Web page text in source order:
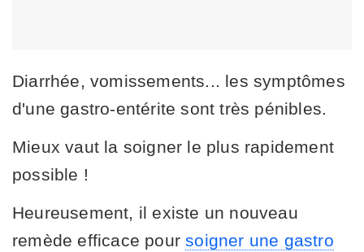
Diarrhée, vomissements... les symptômes
d'une gastro-entérite sont très pénibles.
Mieux vaut la soigner le plus rapidement
possible !
Heureusement, il existe un nouveau
remède efficace poursoigner une gastro